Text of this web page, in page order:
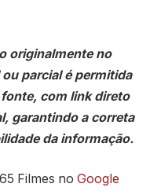
originalmente no
parcial é permitida
com link direto
garantindo a correta
da informação.
Filmes no Google